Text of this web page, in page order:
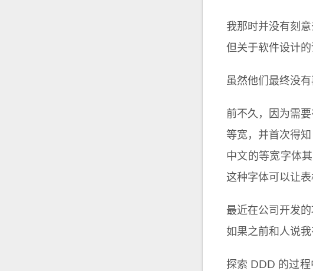
我那时并没有刻
但关于软件设计
虽然他们最终没
前不久，因为需
等宽，并首次得知
中文的等宽字体
这种字体可以让表
最近在公司开发
如果之前和人说
探索 DDD 的过程